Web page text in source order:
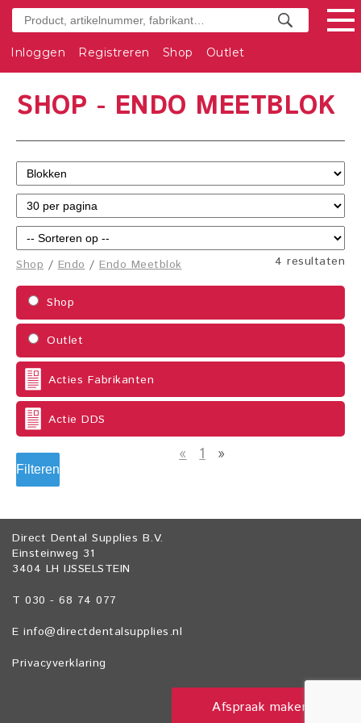
Inloggen Registreren Shop Outlet
SHOP - ENDO MEETBLOK
4 resultaten
Shop /Endo/ Endo Meetblok
Shop
Outlet
Acties Fabrikanten
Actie DDS
Filteren
« 1 »
Direct Dental Supplies B.V.
Einsteinweg 31
3404 LH IJSSELSTEIN
T 030 - 68 74 077
E info@directdentalsupplies.nl
Privacyverklaring
Afspraak maken